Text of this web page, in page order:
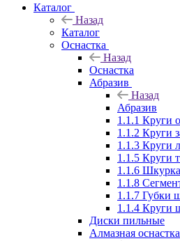
Каталог
Назад
Каталог
Оснастка
Назад
Оснастка
Абразив
Назад
Абразив
1.1.1 Круги
1.1.2 Круги
1.1.3 Круги
1.1.5 Круги
1.1.6
1.1.8
1.1.7 Губки
1.1.4 Круги
Диски пильные
Алмазная оснастка